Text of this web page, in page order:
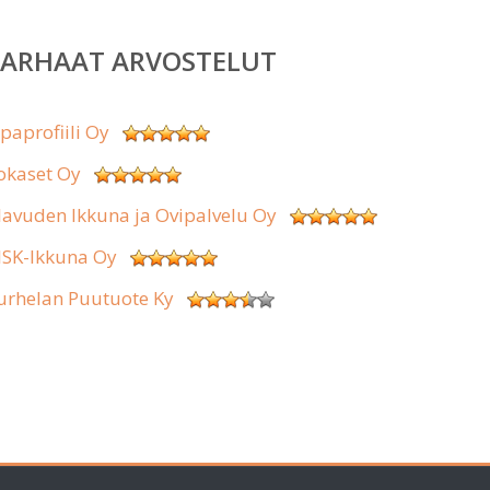
ARVOSTELUT
Oy
Oy
Ikkuna ja Ovipalvelu Oy
Ikkuna Oy
Puutuote Ky